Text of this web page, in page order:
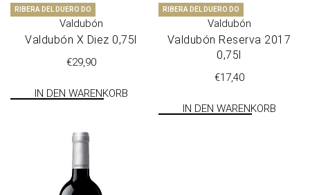
RIBERA DEL DUERO DO
Valdubón
Val­du­bón X Diez 0,75l
€29,90
IN DEN WARENKORB
RIBERA DEL DUERO DO
Valdubón
Val­du­bón Reser­va 2017
0,75l
€17,40
IN DEN WARENKORB